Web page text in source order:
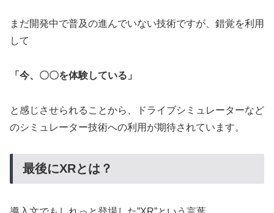
まだ開発中で普及の進んでいない技術ですが、錯覚を利用
して
「今、〇〇を体験している」
と感じさせられることから、ドライブシミュレーターなど
のシミュレーター技術への利用が期待されています。
最後にXRとは？